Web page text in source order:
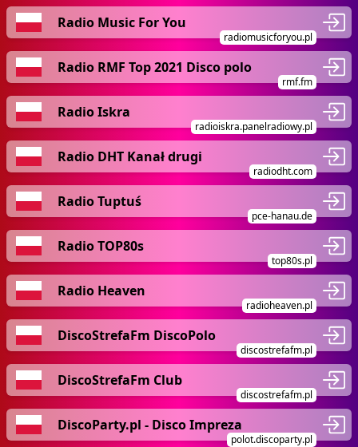
Radio Music For You
radiomusicforyou.pl
Radio RMF Top 2021 Disco polo
rmf.fm
Radio Iskra
radioiskra.panelradiowy.pl
Radio DHT Kanał drugi
radiodht.com
Radio Tuptuś
pce-hanau.de
Radio TOP80s
top80s.pl
Radio Heaven
radioheaven.pl
DiscoStrefaFm DiscoPolo
discostrefafm.pl
DiscoStrefaFm Club
discostrefafm.pl
DiscoParty.pl - Disco Impreza
polot.discoparty.pl